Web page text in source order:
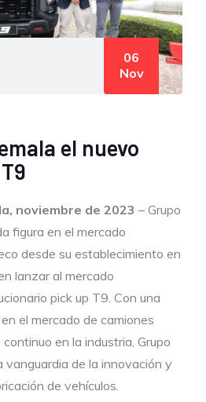
06
Nov
el nuevo
noviembre de 2023 – Grupo
figura en el mercado
desde su establecimiento en
lanzar al mercado
pick up T9. Con una
el mercado de camiones
en la industria, Grupo
vanguardia de la innovación y
de vehículos.